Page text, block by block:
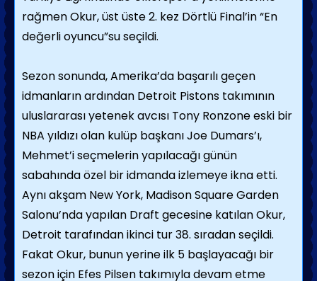
rağmen Okur, üst üste 2. kez Dörtlü Final’in “En
değerli oyuncu”su seçildi.
Sezon sonunda, Amerika’da başarılı geçen
idmanların ardından Detroit Pistons takımının
uluslararası yetenek avcısı Tony Ronzone eski bir
NBA yıldızı olan kulüp başkanı Joe Dumars’ı,
Mehmet’i seçmelerin yapılacağı günün
sabahında özel bir idmanda izlemeye ikna etti.
Aynı akşam New York, Madison Square Garden
Salonu’nda yapılan Draft gecesine katılan Okur,
Detroit tarafından ikinci tur 38. sıradan seçildi.
Fakat Okur, bunun yerine ilk 5 başlayacağı bir
sezon için Efes Pilsen takımıyla devam etme